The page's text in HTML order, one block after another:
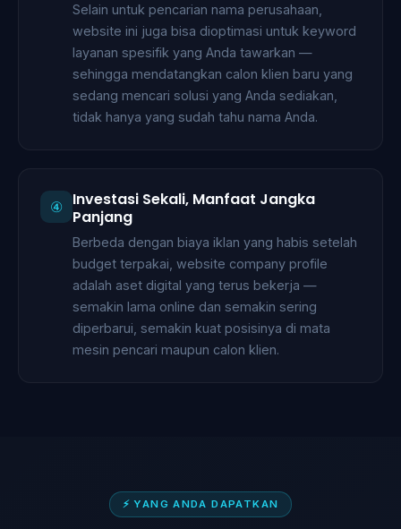
Selain untuk pencarian nama perusahaan,
website ini juga bisa dioptimasi untuk keyword
layanan spesifik yang Anda tawarkan —
sehingga mendatangkan calon klien baru yang
sedang mencari solusi yang Anda sediakan,
tidak hanya yang sudah tahu nama Anda.
④
Investasi Sekali, Manfaat Jangka
Panjang
Berbeda dengan biaya iklan yang habis setelah
budget terpakai, website company profile
adalah aset digital yang terus bekerja —
semakin lama online dan semakin sering
diperbarui, semakin kuat posisinya di mata
mesin pencari maupun calon klien.
⚡ YANG ANDA DAPATKAN